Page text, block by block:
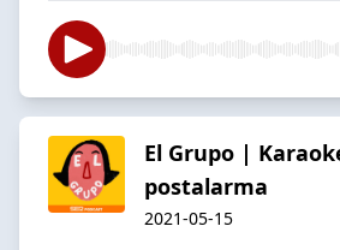
El Grupo |
postalarma
2021-05-15